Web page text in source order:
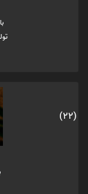
تولد: 1359/01/
(22)